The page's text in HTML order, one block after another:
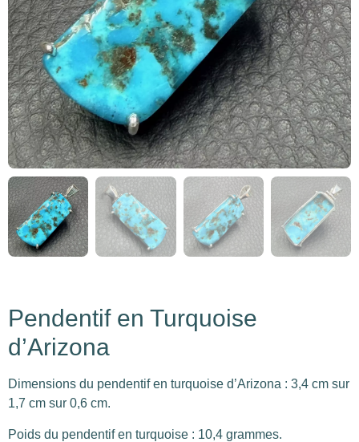
Pendentif en Turquoise
d’Arizona
Dimensions du pendentif en turquoise d’Arizona : 3,4 cm sur
1,7 cm sur 0,6 cm.
Poids du pendentif en turquoise : 10,4 grammes.